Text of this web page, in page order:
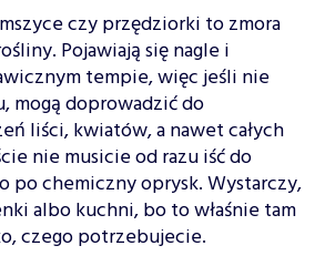
czy przędziorki to zmora
Pojawiają się nagle i
tempie, więc jeśli nie
mogą doprowadzić do
liści, kwiatów, a nawet całych
nie musicie od razu iść do
po chemiczny oprysk. Wystarczy,
albo kuchni, bo to właśnie tam
czego potrzebujecie.